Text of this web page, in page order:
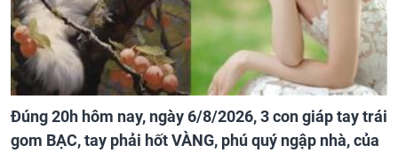
Đúng 20h hôm nay, ngày 6/8/2026, 3 con giáp tay trái
gom BẠC, tay phải hốt VÀNG, phú quý ngập nhà, của